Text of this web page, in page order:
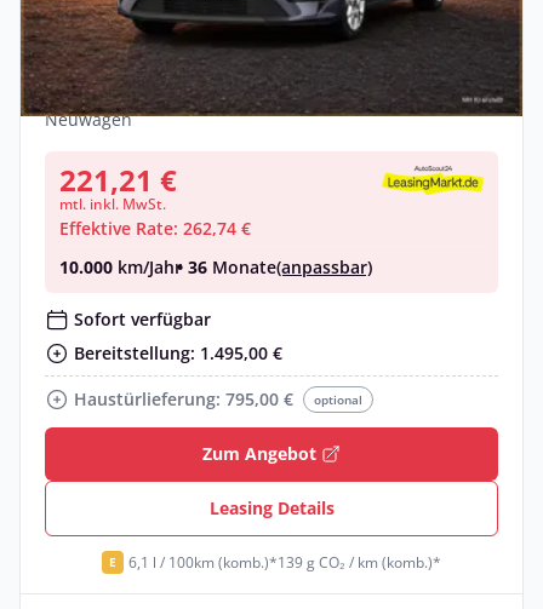
Kia Ceed SW 1.5 Vision & Komfort-Plus-
Paket & AHK 🚗 Sofort lieferbar❗
Benzin •Automatik •
140 PS (103 kW)
Neuwagen
221,21 €
mtl. inkl. MwSt.
Effektive Rate: 262,74 €
10.000 km/Jahr• 36 Monate(anpassbar)
Sofort verfügbar
Bereitstellung: 1.495,00 €
Haustürlieferung: 795,00 €
optional
Zum Angebot
Leasing Details
E 6,1 l / 100km (komb.)*139 g CO₂ / km (komb.)*